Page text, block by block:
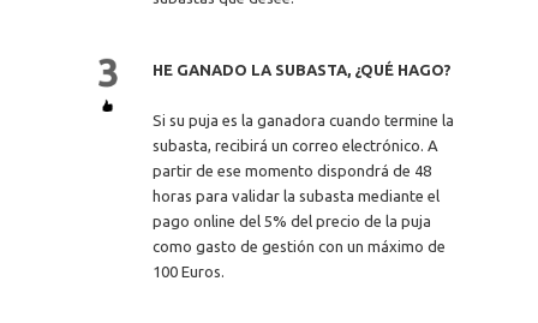
HE GANADO LA SUBASTA, ¿QUÉ HAGO?
Si su puja es la ganadora cuando termine la
subasta, recibirá un correo electrónico. A
partir de ese momento dispondrá de 48
horas para validar la subasta mediante el
pago online del 5% del precio de la puja
como gasto de gestión con un máximo de
100 Euros.